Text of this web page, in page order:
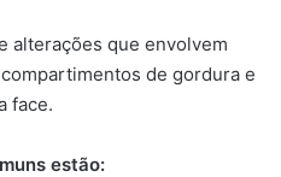
alterações que envolvem
de gordura e
face.
estão: